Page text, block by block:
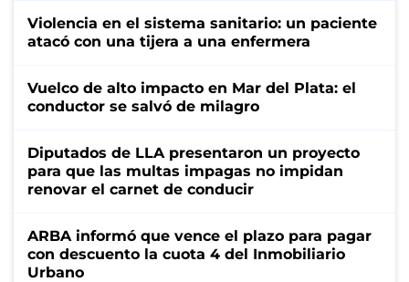
Violencia en el sistema sanitario: un paciente
atacó con una tijera a una enfermera
Vuelco de alto impacto en Mar del Plata: el
conductor se salvó de milagro
Diputados de LLA presentaron un proyecto
para que las multas impagas no impidan
renovar el carnet de conducir
ARBA informó que vence el plazo para pagar
con descuento la cuota 4 del Inmobiliario
Urbano